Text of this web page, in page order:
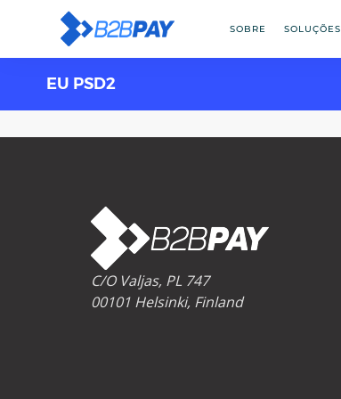
SOBRE SOLUÇÕES
EU PSD2
C/O Valjas, PL 747
00101 Helsinki, Finland